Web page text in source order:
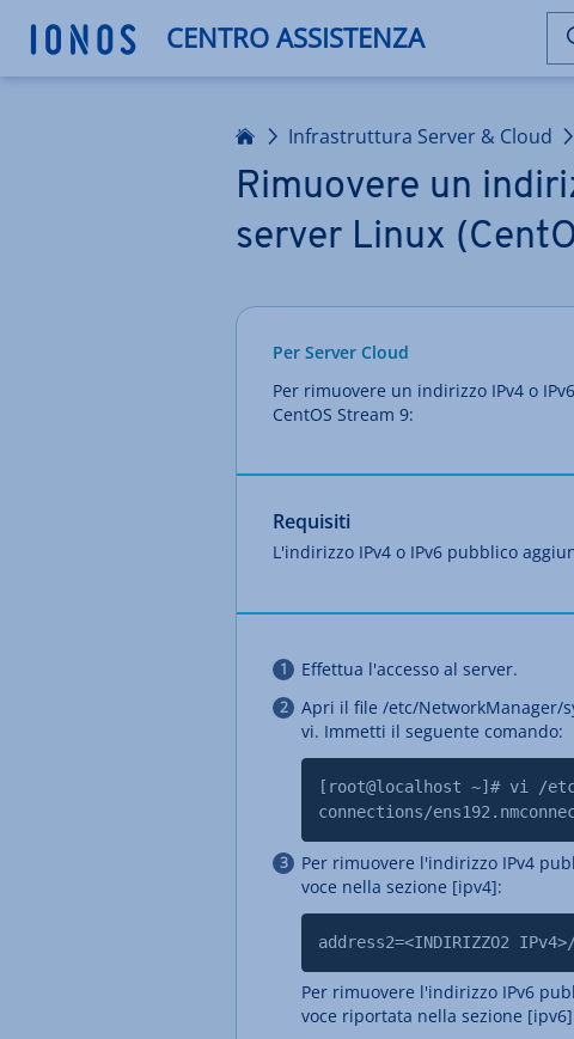
CENTRO ASSISTENZA
Homepage Infrastruttura Server & Cloud
Rimuovere un
server Linux
Per Server Cloud
Per rimuovere un indirizzo IPv4 o
CentOS Stream 9:
Requisiti
L'indirizzo IPv4 o IPv6 pubblico
Effettua l'accesso al server.
Apri il file /etc/NetworkManager/
vi. Immetti il seguente comando:
[root@localhost ~]# vi /etc/
connections/
Per rimuovere l'indirizzo IPv4
voce nella sezione [ipv4]:
address2=<INDIRIZZO2
Per rimuovere l'indirizzo IPv6
voce riportata nella sezione